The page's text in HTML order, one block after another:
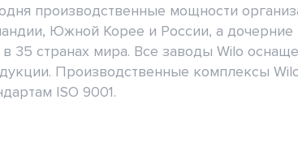
производственные мощности
Южной Корее и России, а дочерние
35 странах мира. Все заводы Wilo
Производственные комплексы
ISO 9001.